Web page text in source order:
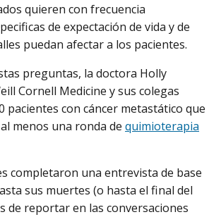
quieren con frecuencia
de expectación de vida y de
puedan afectar a los pacientes.
preguntas, la doctora Holly
Cornell Medicine y sus colegas
pacientes con cáncer metastático que
menos una ronda de quimioterapia
completaron una entrevista de base
sus muertes (o hasta el final del
de reportar en las conversaciones